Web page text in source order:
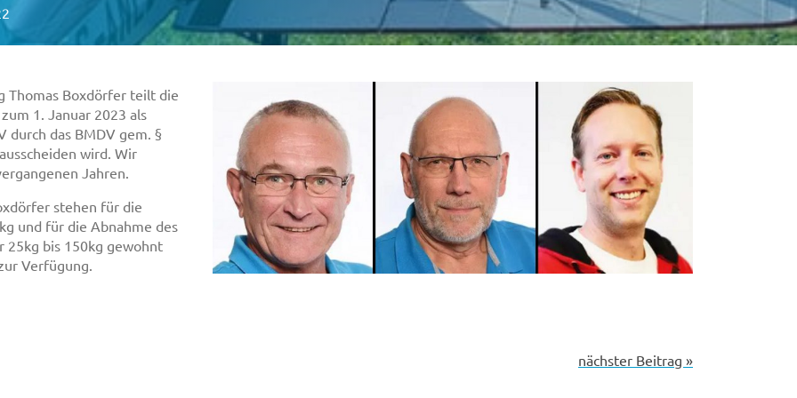
Thomas Boxdörfer teilt die
1. Januar 2023 als
durch das BMDV gem. §
wird. Wir
Jahren.
stehen für die
und für die Abnahme des
25kg bis 150kg gewohnt
Verfügung.
nächster Beitrag »